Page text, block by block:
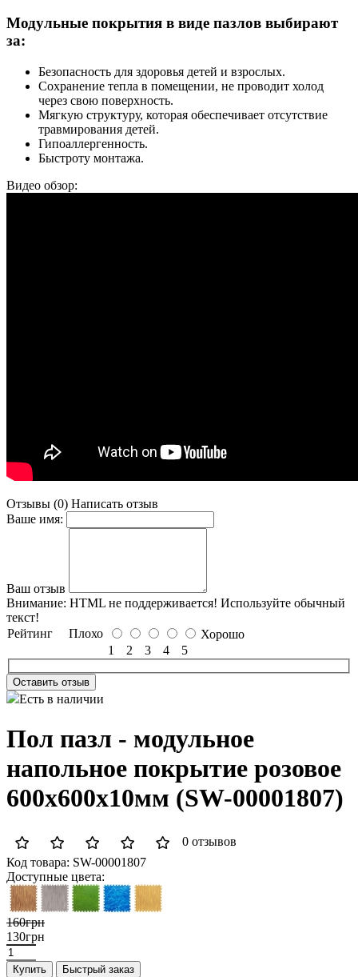
Модульные покрытия в виде пазлов выбирают
за:
Безопасность для здоровья детей и взрослых.
Сохранение тепла в помещении, не проводит холод
через свою поверхность.
Мягкую структуру, которая обеспечивает отсутствие
травмирования детей.
Гипоаллергенность.
Быстроту монтажа.
Видео обзор:
Отзывы (0) Написать отзыв
Ваше имя:
Ваш отзыв
Внимание: HTML не поддерживается! Используйте обычный
текст!
Рейтинг Плохо
Хорошо
1
2 3 4 5
Оставить отзыв
Есть в наличии
Пол пазл - модульное
напольное покрытие розовое
600x600x10мм (SW-00001807)
0 отзывов
Код товара: SW-00001807
Доступные цвета:
160грн
130грн
Купить Быстрый заказ